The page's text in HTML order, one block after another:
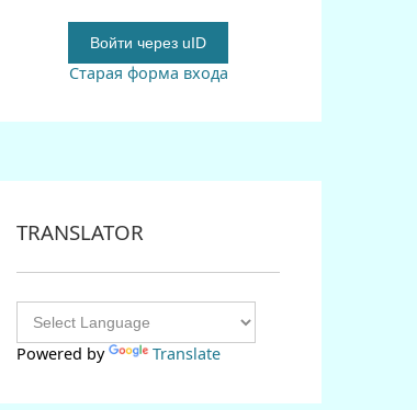
Войти через uID
Старая форма входа
TRANSLATOR
Powered by Translate